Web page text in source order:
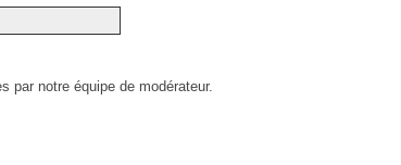
par notre équipe de modérateur.